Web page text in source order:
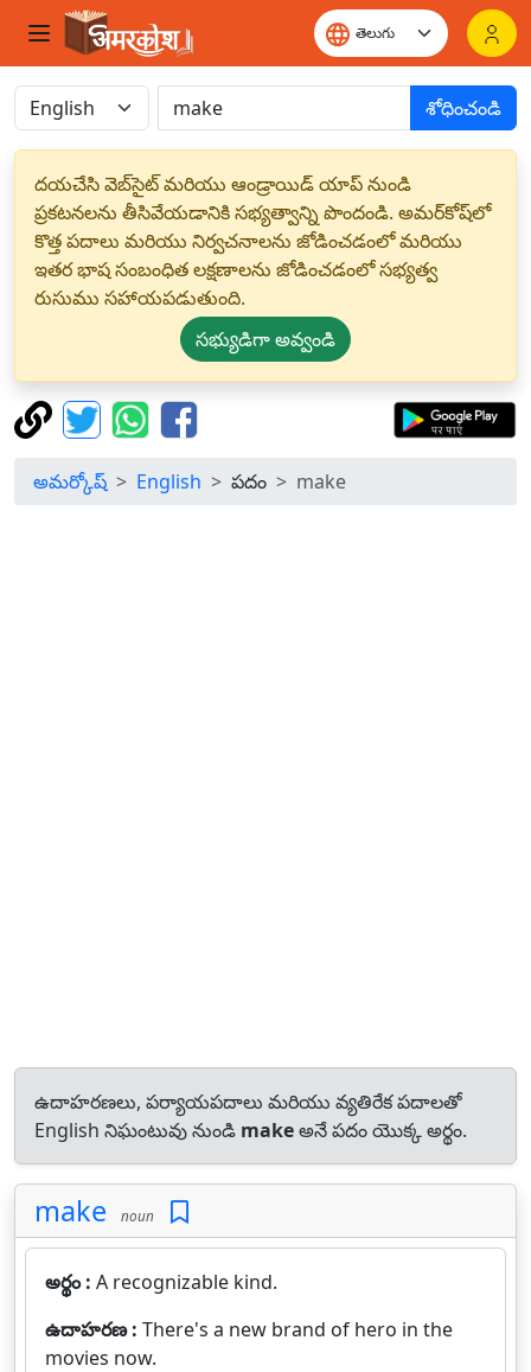
శోధించండి
దయచేసి వెబ్‌సైట్ మరియు ఆండ్రాయిడ్ యాప్ నుండి
ప్రకటనలను తీసివేయడానికి సభ్యత్వాన్ని పొందండి. అమర్‌కోష్‌లో
కొత్త పదాలు మరియు నిర్వచనాలను జోడించడంలో మరియు
ఇతర భాష సంబంధిత లక్షణాలను జోడించడంలో సభ్యత్వ
రుసుము సహాయపడుతుంది.
సభ్యుడిగా అవ్వండి
అమర్కోష్ English పదం make
ఉదాహరణలు, పర్యాయపదాలు మరియు వ్యతిరేక పదాలతో
English నిఘంటువు నుండి makeఅనే పదం యొక్క అర్థం.
make noun
అర్థం : A recognizable kind.
ఉదాహరణ : There's a new brand of hero in the
movies now.